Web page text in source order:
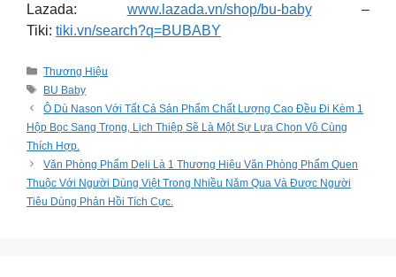
Lazada: www.lazada.vn/shop/bu-baby–
Tiki: tiki.vn/search?q=BUBABY
Categories
Thương Hiệu
Tags
BU Baby
Ô Dù Nason Với Tất Cả Sản Phẩm Chất Lượng Cao Đều Đi Kèm 1
Hộp Bọc Sang Trọng, Lịch Thiệp Sẽ Là Một Sự Lựa Chọn Vô Cùng
Thích Hợp.
Văn Phòng Phẩm Deli Là 1 Thương Hiệu Văn Phòng Phẩm Quen
Thuộc Với Người Dùng Việt Trong Nhiều Năm Qua Và Được Người
Tiêu Dùng Phản Hồi Tích Cực.